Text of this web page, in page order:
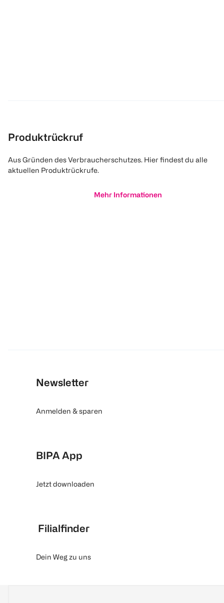
Produktrückruf
Aus Gründen des Verbraucherschutzes. Hier findest du alle
aktuellen Produktrückrufe.
Mehr Informationen
Newsletter
Anmelden & sparen
BIPA App
Jetzt downloaden
Filialfinder
Dein Weg zu uns